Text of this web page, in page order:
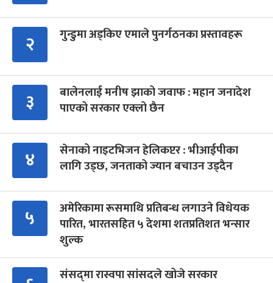
२ गुन्डुमा अड्किए एमाले पुनर्गठनका प्रस्तावहरू
३
बालेनलाई मनीष झाको जवाफ : महान जनादेश
पाएको सरकार एक्लो छैन
४
सेनाको नाइटभिजन हेलिकप्टर : भीआईपीका
लागि उड्छ, जनताको ज्यान बचाउन उड्दैन
५
अमेरिकामा रूसमाथि प्रतिबन्ध लगाउने विधेयक
पारित, भारतसहित ५ देशमा शतप्रतिशत भन्सार
शुल्क
संसद्‍मा रास्वपा सांसदले खोजे सरकार